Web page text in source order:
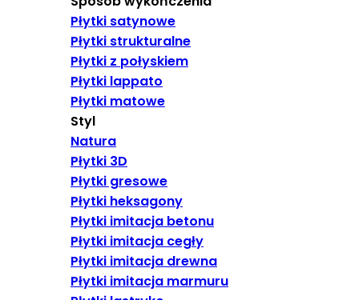
Płytki satynowe
Płytki strukturalne
Płytki z połyskiem
Płytki lappato
Płytki matowe
Styl
Natura
Płytki 3D
Płytki gresowe
Płytki heksagony
Płytki imitacja betonu
Płytki imitacja cegły
Płytki imitacja drewna
Płytki imitacja marmuru